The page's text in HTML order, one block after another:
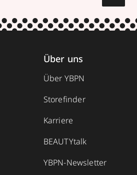
Über uns
Über YBPN
Storefinder
Karriere
BEAUTYtalk
YBPN-Newsletter